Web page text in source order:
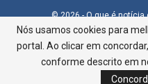
© 2026 - O que é notícia
Infonet - Rua Monsenhor
Aracaju-SE, CEP 49015-
Nós usamos cookies para
portal. Ao clicar em
conforme descrito em